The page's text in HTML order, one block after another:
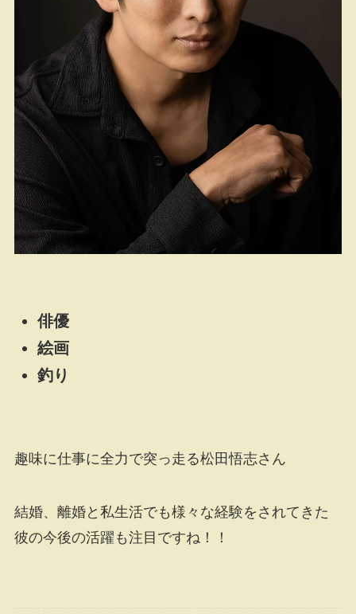
俳優
絵画
釣り
趣味に仕事に全力で突っ走る松田悟志さん
結婚、離婚と私生活でも様々な経験をされてきた
彼の今後の活躍も注目ですね！！